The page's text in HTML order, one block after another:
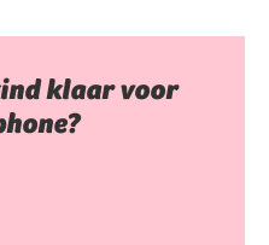
klaar voor